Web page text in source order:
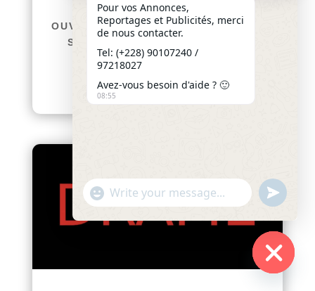
EN FRANCE : UNE ENQUÊTE
OUVERTE POUR FAIRE LA LUMIÈRE
SUR LES CIRCONSTANCES DU
DRAME afriquenligne.tg La
lire plus
Pour vos Annonces,
Reportages et Publicités, merci
de nous contacter.
Tel: (+228) 90107240 /
97218027
Avez-vous besoin d'aide ? 🙂
08:55
"+chaty_settings.lang.emoji_picker+"
WhatsApp
undefined